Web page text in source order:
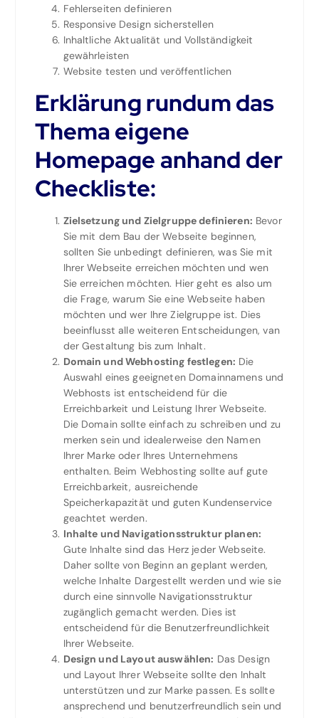
Fehlerseiten definieren
Responsive Design sicherstellen
Inhaltliche Aktualität und Vollständigkeit
gewährleisten
Website testen und veröffentlichen
Erklärung rundum das
Thema eigene
Homepage anhand der
Checkliste:
Zielsetzung und Zielgruppe definieren: Bevor
Sie mit dem Bau der Webseite beginnen,
sollten Sie unbedingt definieren, was Sie mit
Ihrer Webseite erreichen möchten und wen
Sie erreichen möchten. Hier geht es also um
die Frage, warum Sie eine Webseite haben
möchten und wer Ihre Zielgruppe ist. Dies
beeinflusst alle weiteren Entscheidungen, van
der Gestaltung bis zum Inhalt.
Domain und Webhosting festlegen: Die
Auswahl eines geeigneten Domainnamens und
Webhosts ist entscheidend für die
Erreichbarkeit und Leistung Ihrer Webseite.
Die Domain sollte einfach zu schreiben und zu
merken sein und idealerweise den Namen
Ihrer Marke oder Ihres Unternehmens
enthalten. Beim Webhosting sollte auf gute
Erreichbarkeit, ausreichende
Speicherkapazität und guten Kundenservice
geachtet werden.
Inhalte und Navigationsstruktur planen:
Gute Inhalte sind das Herz jeder Webseite.
Daher sollte von Beginn an geplant werden,
welche Inhalte Dargestellt werden und wie sie
durch eine sinnvolle Navigationsstruktur
zugänglich gemacht werden. Dies ist
entscheidend für die Benutzerfreundlichkeit
Ihrer Webseite.
Design und Layout auswählen: Das Design
und Layout Ihrer Webseite sollte den Inhalt
unterstützen und zur Marke passen. Es sollte
ansprechend und benutzerfreundlich sein und